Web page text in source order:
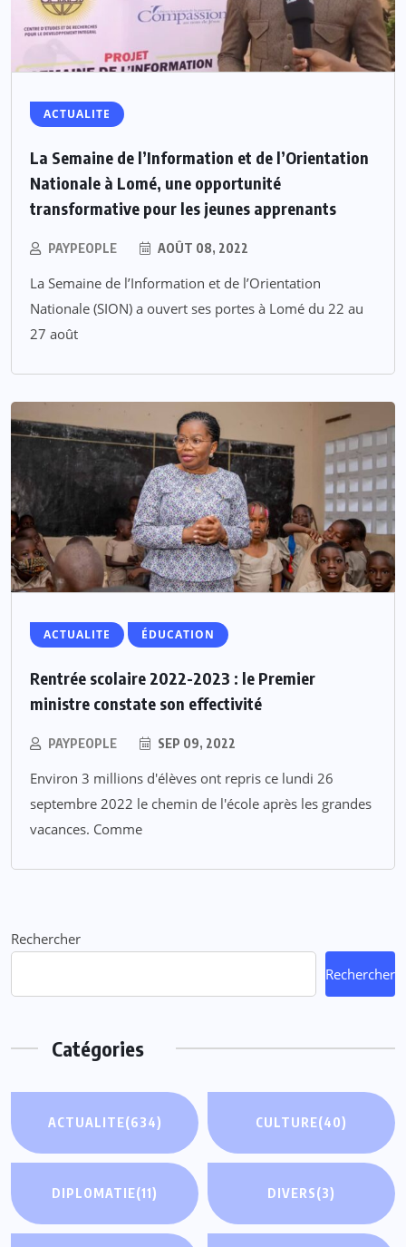
ACTUALITE
La Semaine de l’Information et de l’Orientation
Nationale à Lomé, une opportunité
transformative pour les jeunes apprenants
PAYPEOPLE AOÛT 08, 2022
La Semaine de l’Information et de l’Orientation
Nationale (SION) a ouvert ses portes à Lomé du 22 au
27 août
ACTUALITE ÉDUCATION
Rentrée scolaire 2022-2023 : le Premier
ministre constate son effectivité
PAYPEOPLE SEP 09, 2022
Environ 3 millions d'élèves ont repris ce lundi 26
septembre 2022 le chemin de l'école après les grandes
vacances. Comme
Rechercher
Rechercher
Catégories
ACTUALITE(634) CULTURE(40)
DIPLOMATIE(11) DIVERS(3)